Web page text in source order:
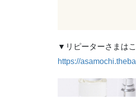
▼リピーターさまは
https://